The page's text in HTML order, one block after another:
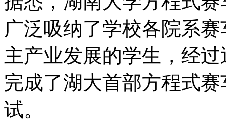
广泛吸纳了学校各院系
主产业发展的学生，经
完成了湖大首部方程式
试。